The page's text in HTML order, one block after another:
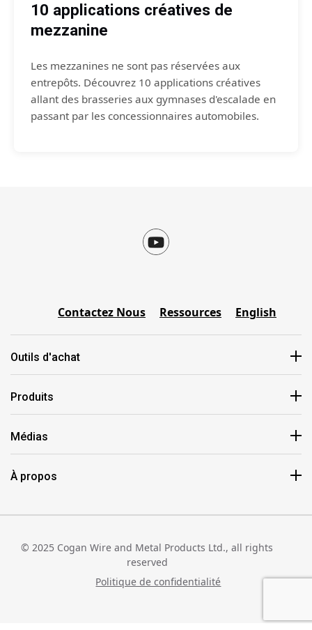
10 applications créatives de
mezzanine
Les mezzanines ne sont pas réservées aux
entrepôts. Découvrez 10 applications créatives
allant des brasseries aux gymnases d'escalade en
passant par les concessionnaires automobiles.
Contactez Nous Ressources English
Outils d'achat
Produits
Médias
À propos
© 2025 Cogan Wire and Metal Products Ltd., all rights
reserved
Politique de confidentialité